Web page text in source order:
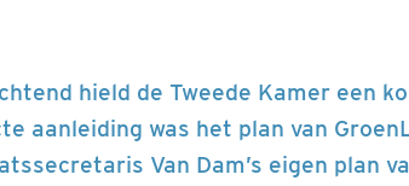
hield de Tweede Kamer een
aanleiding was het plan van
Van Dam’s eigen plan